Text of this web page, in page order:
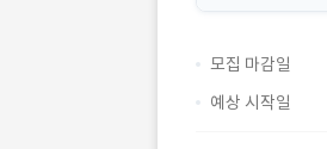
모집 마감일
예상 시작일